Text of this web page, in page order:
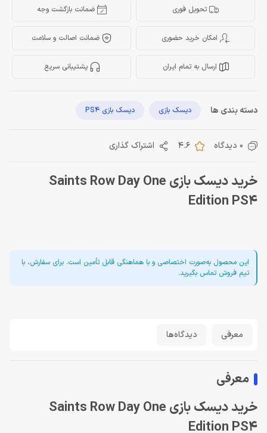
تحویل فوری ضمانت بازگشت وجه
امکان خرید حضوری ضمانت اصالت و سلامت
ارسال به تمام ایران پشتیبانی سریع
دسته بندی ها دیسک بازی دیسک بازی PS4
0 دیدگاه 4.6 اشتراک گذاری
خرید دیسک بازی Saints Row Day One
Edition PS4
این محصول به‌صورت اختصاصی و با هماهنگی قابل تأمین است. برای سفارش، با
تیم فروش تماس بگیرید.
معرفی دیدگاه‌ها
معرفی
خرید دیسک بازی Saints Row Day One
Edition PS4